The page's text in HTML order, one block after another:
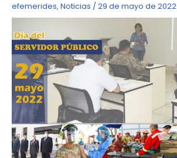
efemerides, Noticias / 29 de mayo de 2022